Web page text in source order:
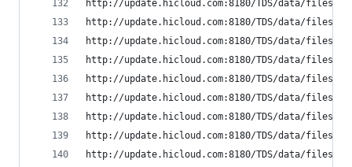
http://update.hicloud.com:8180/TDS/data/files/p9/
http://update.hicloud.com:8180/TDS/data/files/p9/
http://update.hicloud.com:8180/TDS/data/files/p9/
http://update.hicloud.com:8180/TDS/data/files/p9/
http://update.hicloud.com:8180/TDS/data/files/p9/
http://update.hicloud.com:8180/TDS/data/files/p9/
http://update.hicloud.com:8180/TDS/data/files/p9/
http://update.hicloud.com:8180/TDS/data/files/p9/
http://update.hicloud.com:8180/TDS/data/files/p9/